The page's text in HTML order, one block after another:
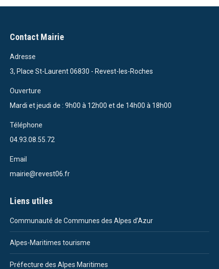
Contact Mairie
Adresse
3, Place St-Laurent 06830 - Revest-les-Roches
Ouverture
Mardi et jeudi de : 9h00 à 12h00 et de 14h00 à 18h00
Téléphone
04.93.08.55.72
Email
mairie@revest06.fr
Liens utiles
Communauté de Communes des Alpes d’Azur
Alpes-Maritimes tourisme
Préfecture des Alpes Maritimes